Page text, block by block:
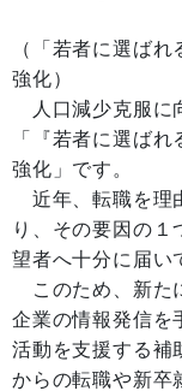
（「若者に選ば
強化）
人口減少克服に
「『若者に選ば
強化」です。
近年、転職を理
り、その要因の１
望者へ十分に届い
このため、新た
企業の情報発信を
活動を支援する補
からの転職や新卒